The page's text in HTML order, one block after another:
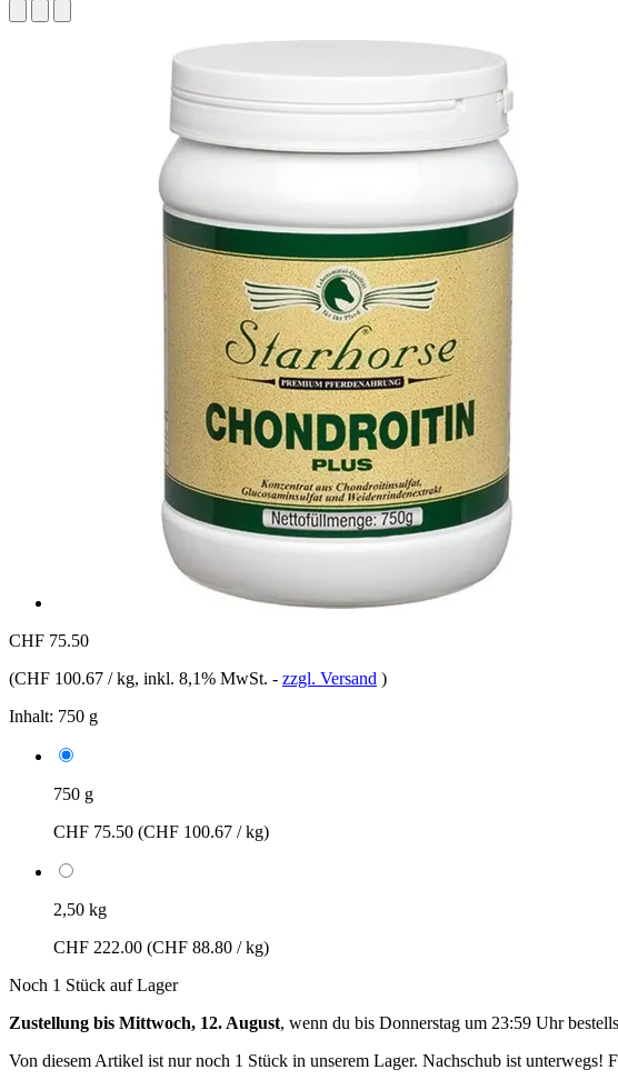
CHF 75.50
(CHF 100.67 / kg, inkl. 8,1% MwSt. - zzgl. Versand )
Inhalt: 750 g
750 g
CHF 75.50 (CHF 100.67 / kg)
2,50 kg
CHF 222.00 (CHF 88.80 / kg)
Noch 1 Stück auf Lager
Zustellung bis Mittwoch, 12. August, wenn du bis Donnerstag um 23:59 Uhr
Von diesem Artikel ist nur noch 1 Stück in unserem Lager. Nachschub ist unterwegs!